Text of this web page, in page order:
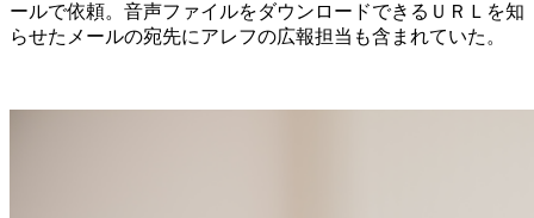
ールで依頼。音声ファイルをダウンロードできるＵＲＬを知
らせたメールの宛先にアレフの広報担当も含まれていた。